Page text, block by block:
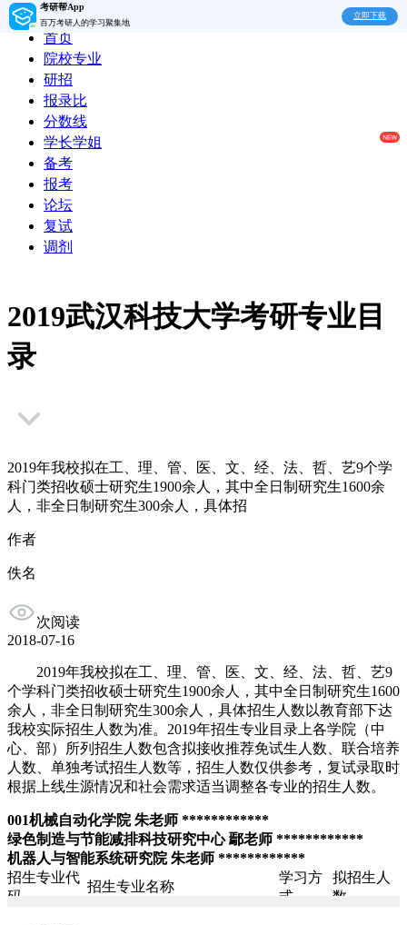
考研帮App
百万考研人的学习聚集地
立即下载
首页
院校专业
研招
报录比
分数线
学长学姐
备考
报考
论坛
复试
调剂
2019武汉科技大学考研专业目
录
2019年我校拟在工、理、管、医、文、经、法、哲、艺9个学
科门类招收硕士研究生1900余人，其中全日制研究生1600余
人，非全日制研究生300余人，具体招
作者
佚名
次阅读
2018-07-16
2019年我校拟在工、理、管、医、文、经、法、哲、艺9
个学科门类招收硕士研究生1900余人，其中全日制研究生1600
余人，非全日制研究生300余人，具体招生人数以教育部下达
我校实际招生人数为准。2019年招生专业目录上各学院（中
心、部）所列招生人数包含拟接收推荐免试生人数、联合培养
人数、单独考试招生人数等，招生人数仅供参考，复试录取时
根据上线生源情况和社会需求适当调整各专业的招生人数。
001机械自动化学院 朱老师 ************
绿色制造与节能减排科技研究中心 鄢老师 ************
机器人与智能系统研究院 朱老师 ************
招生专业代
码
招生专业名称
学习方
式
拟招生人
数